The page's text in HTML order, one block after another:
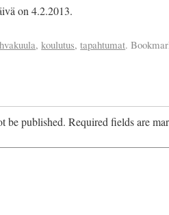
on 4.2.2013.
,koulutus,tapahtumat.
be published. Required fields are